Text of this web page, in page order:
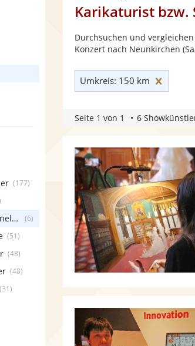
Karikaturist bzw.
Durchsuchen und
Konzert nach Neunkirchen
Umkreis: 150 km
Seite 1 von 1 6
(177)
Karikaturist & Schnellzeichner (6)
(51)
(48)
(48)
(31)